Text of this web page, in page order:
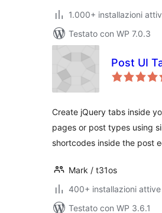
1.000+ installazioni
Testato con WP 7.0.3
Post UI
Create jQuery tabs inside
pages or post types using
shortcodes inside the post
Mark / t31os
400+ installazioni attive
Testato con WP 3.6.1